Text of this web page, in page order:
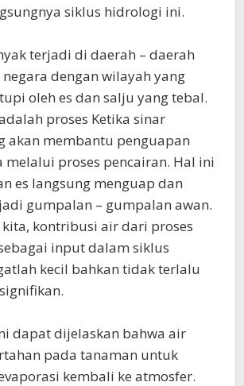
siklus hidrologi ini.
terjadi di daerah – daerah
dengan wilayah yang
oleh es dan salju yang tebal.
proses Ketika sinar
akan membantu penguapan
melalui proses pencairan. Hal ini
es langsung menguap dan
gumpalan – gumpalan awan.
kontribusi air dari proses
input dalam siklus
kecil bahkan tidak terlalu
dapat dijelaskan bahwa air
pada tanaman untuk
kembali ke atmosfer.